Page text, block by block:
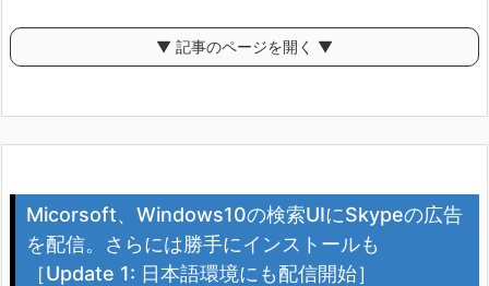
▼ 記事のページを開く ▼
Micorsoft、Windows10の検索UIにSkypeの広告
を配信。さらには勝手にインストールも
［Update 1: 日本語環境にも配信開始］